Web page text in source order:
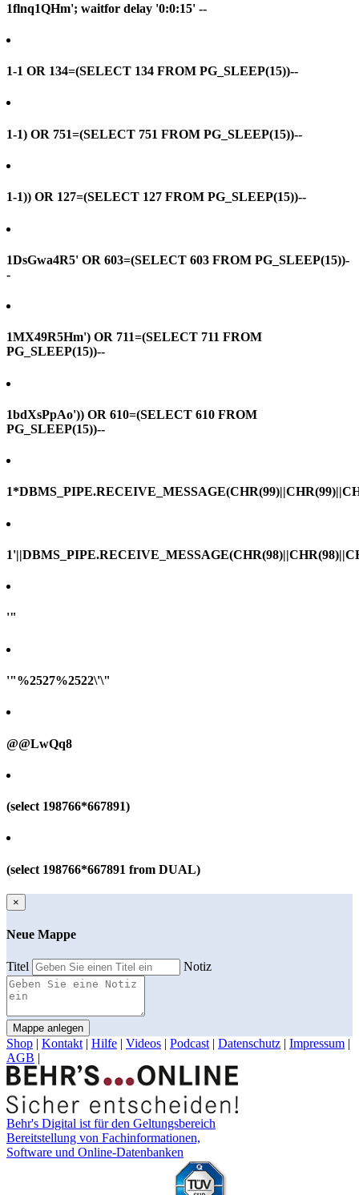
1flnq1QHm'; waitfor delay '0:0:15' --
1-1 OR 134=(SELECT 134 FROM PG_SLEEP(15))--
1-1) OR 751=(SELECT 751 FROM PG_SLEEP(15))--
1-1)) OR 127=(SELECT 127 FROM PG_SLEEP(15))--
1DsGwa4R5' OR 603=(SELECT 603 FROM PG_SLEEP(15))-
-
1MX49R5Hm') OR 711=(SELECT 711 FROM
PG_SLEEP(15))--
1bdXsPpAo')) OR 610=(SELECT 610 FROM
PG_SLEEP(15))--
'"
'"%2527%2522\'\"
@@LwQq8
(select 198766*667891)
(select 198766*667891 from DUAL)
×
Neue Mappe
Titel Notiz
Mappe anlegen
Shop | Kontakt | Hilfe | Videos | Podcast | Datenschutz | Impressum |
AGB |
Behr's Digital ist für den Geltungsbereich
Bereitstellung von Fachinformationen,
Software und Online-Datenbanken